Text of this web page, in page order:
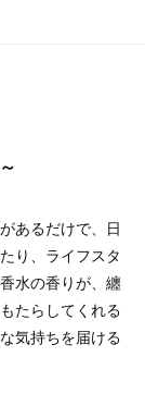
あるだけで、日
り、ライフスタ
水の香りが、纏
たらしてくれる
気持ちを届ける